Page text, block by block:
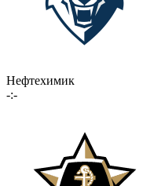
Нефтехимик
-:-